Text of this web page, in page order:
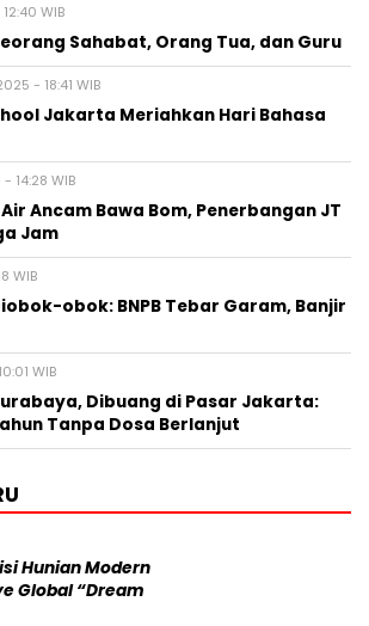
WIB
Sahabat, Orang Tua, dan Guru
- 18:41 WIB
Jakarta Meriahkan Hari Bahasa
14:28 WIB
Ancam Bawa Bom, Penerbangan JT
Jam
WIB
obok: BNPB Tebar Garam, Banjir
WIB
Dibuang di Pasar Jakarta:
Tanpa Dosa Berlanjut
Hunian Modern
Global “Dream